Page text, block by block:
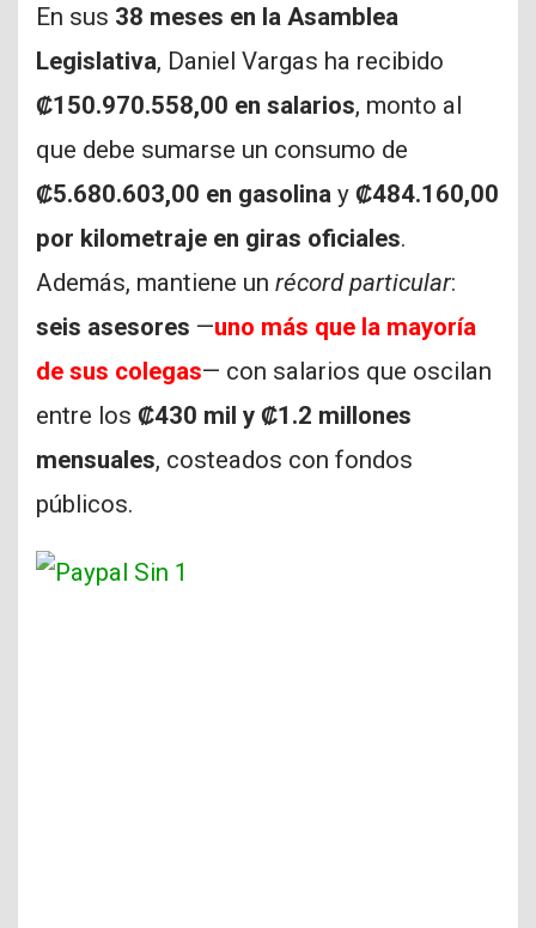
En sus 38 meses en la Asamblea
Legislativa, Daniel Vargas ha recibido
₡150.970.558,00 en salarios, monto al
que debe sumarse un consumo de
₡5.680.603,00 en gasolina y ₡484.160,00
por kilometraje en giras oficiales.
Además, mantiene un récord particular:
seis asesores —uno más que la mayoría
de sus colegas— con salarios que oscilan
entre los ₡430 mil y ₡1.2 millones
mensuales, costeados con fondos
públicos.